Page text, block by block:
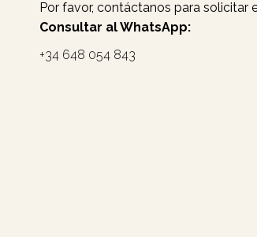
Por favor, contáctanos para solicitar
Consultar al WhatsApp:
+34 648 054 843